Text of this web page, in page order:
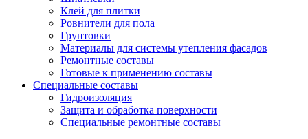
Клей для плитки
Ровнители для пола
Грунтовки
Материалы для системы утепления фасадов
Ремонтные составы
Готовые к применению составы
Специальные составы
Гидроизоляция
Защита и обработка поверхности
Специальные ремонтные составы